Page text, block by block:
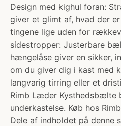
Design med kighul foran:
giver et glimt af, hvad der
tingene lige uden for
sidestropper: Justerbare
hængelåse giver en sikker,
om du giver dig i kast med
langvarig tirring eller et
Rimb Læder Kysthedsbælte
underkastelse. Køb hos
Dele af indholdet på denne